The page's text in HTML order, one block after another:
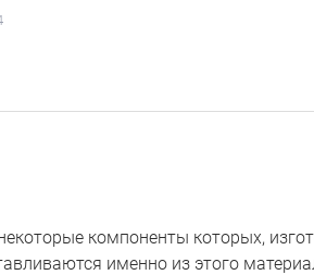
компоненты которых,
именно из этого